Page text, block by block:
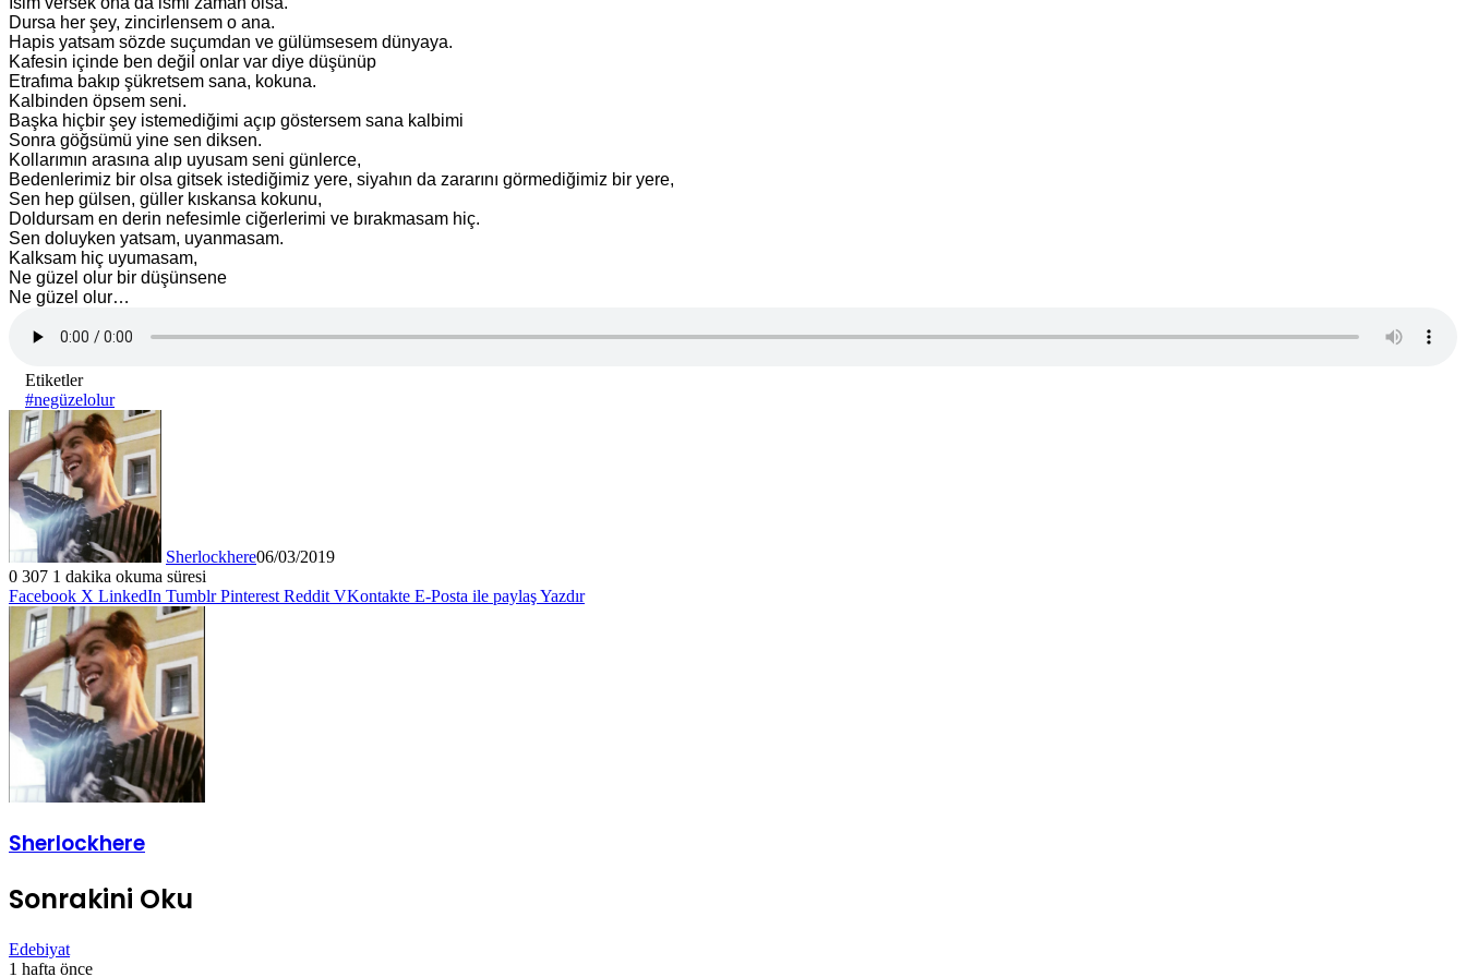
Dursa her şey, zincirlensem o ana.
Hapis yatsam sözde suçumdan ve gülümsesem dünyaya.
Kafesin içinde ben değil onlar var diye düşünüp
Etrafıma bakıp şükretsem sana, kokuna.
Kalbinden öpsem seni.
Başka hiçbir şey istemediğimi açıp göstersem sana kalbimi
Sonra göğsümü yine sen diksen.
Kollarımın arasına alıp uyusam seni günlerce,
Bedenlerimiz bir olsa gitsek istediğimiz yere, siyahın da zararını görmediğimiz bir yere,
Sen hep gülsen, güller kıskansa kokunu,
Doldursam en derin nefesimle ciğerlerimi ve bırakmasam hiç.
Sen doluyken yatsam, uyanmasam.
Kalksam hiç uyumasam,
Ne güzel olur bir düşünsene
Ne güzel olur…
Etiketler
#negüzelolur
Sherlockhere06/03/2019
0 307 1 dakika okuma süresi
Facebook X LinkedIn Tumblr Pinterest Reddit VKontakte E-Posta ile paylaşYazdır
Sherlockhere
Sonrakini Oku
Edebiyat
1 hafta önce